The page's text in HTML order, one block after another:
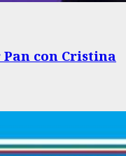
con Cristina